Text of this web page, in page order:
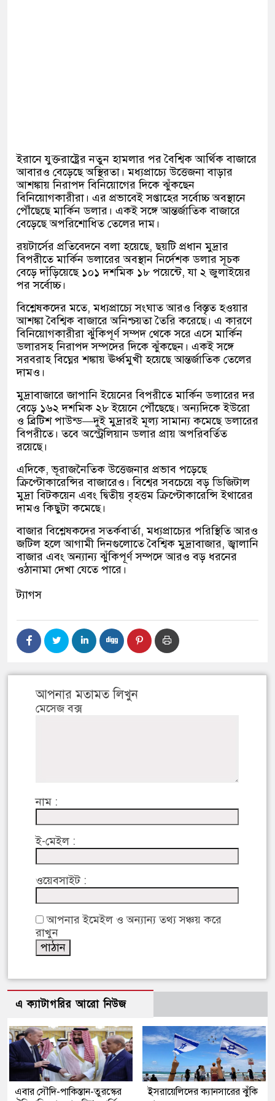
ইরানে যুক্তরাষ্ট্রের নতুন হামলার পর বৈশ্বিক আর্থিক বাজারে
আবারও বেড়েছে অস্থিরতা। মধ্যপ্রাচ্যে উত্তেজনা বাড়ার
আশঙ্কায় নিরাপদ বিনিয়োগের দিকে ঝুঁকছেন
বিনিয়োগকারীরা। এর প্রভাবেই সপ্তাহের সর্বোচ্চ অবস্থানে
পৌঁছেছে মার্কিন ডলার। একই সঙ্গে আন্তর্জাতিক বাজারে
বেড়েছে অপরিশোধিত তেলের দাম।
রয়টার্সের প্রতিবেদনে বলা হয়েছে, ছয়টি প্রধান মুদ্রার
বিপরীতে মার্কিন ডলারের অবস্থান নির্দেশক ডলার সূচক
বেড়ে দাঁড়িয়েছে ১০১ দশমিক ১৮ পয়েন্টে, যা ২ জুলাইয়ের
পর সর্বোচ্চ।
বিশ্লেষকদের মতে, মধ্যপ্রাচ্যে সংঘাত আরও বিস্তৃত হওয়ার
আশঙ্কা বৈশ্বিক বাজারে অনিশ্চয়তা তৈরি করেছে। এ কারণে
বিনিয়োগকারীরা ঝুঁকিপূর্ণ সম্পদ থেকে সরে এসে মার্কিন
ডলারসহ নিরাপদ সম্পদের দিকে ঝুঁকছেন। একই সঙ্গে
সরবরাহ বিঘ্নের শঙ্কায় ঊর্ধ্বমুখী হয়েছে আন্তর্জাতিক তেলের
দামও।
মুদ্রাবাজারে জাপানি ইয়েনের বিপরীতে মার্কিন ডলারের দর
বেড়ে ১৬২ দশমিক ২৮ ইয়েনে পৌঁছেছে। অন্যদিকে ইউরো
ও ব্রিটিশ পাউন্ড—দুই মুদ্রারই মূল্য সামান্য কমেছে ডলারের
বিপরীতে। তবে অস্ট্রেলিয়ান ডলার প্রায় অপরিবর্তিত
রয়েছে।
এদিকে, ভূরাজনৈতিক উত্তেজনার প্রভাব পড়েছে
ক্রিপ্টোকারেন্সির বাজারেও। বিশ্বের সবচেয়ে বড় ডিজিটাল
মুদ্রা বিটকয়েন এবং দ্বিতীয় বৃহত্তম ক্রিপ্টোকারেন্সি ইথারের
দামও কিছুটা কমেছে।
বাজার বিশ্লেষকদের সতর্কবার্তা, মধ্যপ্রাচ্যের পরিস্থিতি আরও
জটিল হলে আগামী দিনগুলোতে বৈশ্বিক মুদ্রাবাজার, জ্বালানি
বাজার এবং অন্যান্য ঝুঁকিপূর্ণ সম্পদে আরও বড় ধরনের
ওঠানামা দেখা যেতে পারে।
ট্যাগস
আপনার মতামত লিখুন
মেসেজ বক্স
নাম :
ই-মেইল :
ওয়েবসাইট :
আপনার ইমেইল ও অন্যান্য তথ্য সঞ্চয় করে
রাখুন
এ ক্যাটাগরির আরো নিউজ
এবার সৌদি-পাকিস্তান-তুরস্কের
ইসরায়েলিদের ক্যানসারের ঝুঁকি